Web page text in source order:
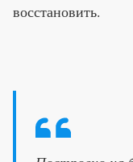
восстановить.